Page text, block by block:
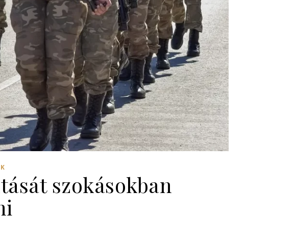
szokásokban